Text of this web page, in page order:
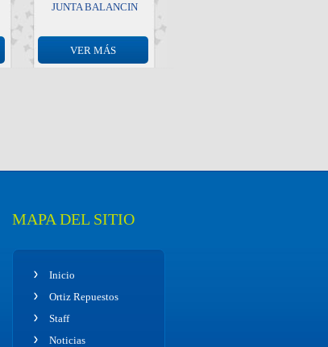
JUNTA BALANCIN
VER MÁS
MAPA DEL SITIO
Inicio
Ortiz Repuestos
Staff
Noticias